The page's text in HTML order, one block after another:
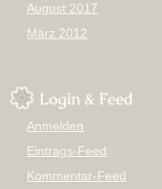
August 2017
März 2012
Login & Feed
Anmelden
Eintrags-Feed
Kommentar-Feed